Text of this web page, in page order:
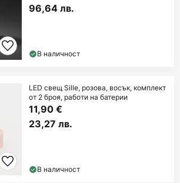
96,64 лв.
В наличност
LED свещ Sille, розова, восък, комплект
от 2 броя, работи на батерии
11,90 €
23,27 лв.
В наличност